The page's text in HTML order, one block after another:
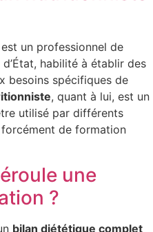
est un professionnel de
habilité à établir des
besoins spécifiques de
, quant à lui, est un
utilisé par différents
de formation
une
?
bilan diététique complet